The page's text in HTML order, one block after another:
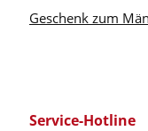
Geschenk zum
Service-Hotline